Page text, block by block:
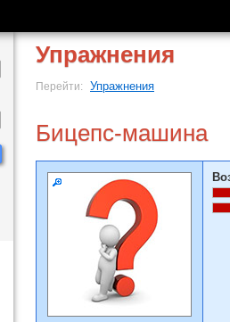
Упражнения
Перейти: Упражнения
Бицепс-машина